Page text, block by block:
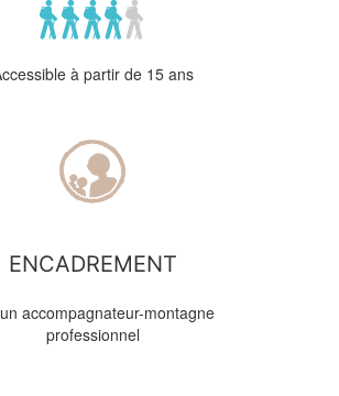
à partir de 15 ans
ENCADREMENT
accompagnateur-montagne
professionnel